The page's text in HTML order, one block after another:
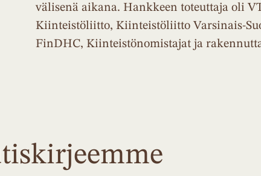
välisenä aikana. Hankkeen toteuttaja oli
Kiinteistöliitto, Kiinteistöliitto Varsinais-
FinDHC, Kiinteistönomistajat ja